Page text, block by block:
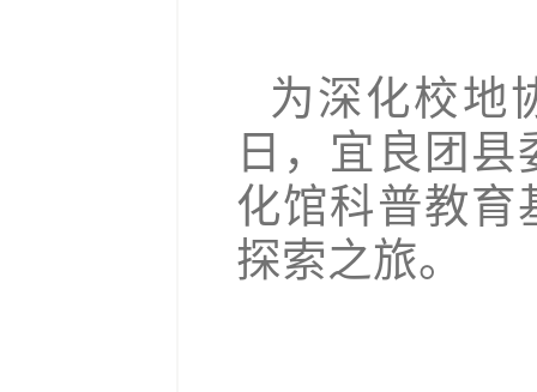
为深化校地
日，宜良团
化馆科普教育
探索之旅。